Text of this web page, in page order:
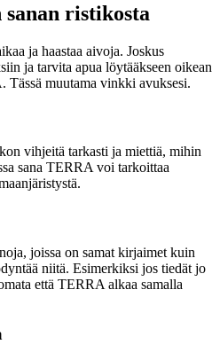
ristikosta
ja haastaa aivoja. Joskus
ja tarvita apua löytääkseen oikean
Tässä muutama vinkki avuksesi.
vihjeitä tarkasti ja miettiä, mihin
sana TERRA voi tarkoittaa
joissa on samat kirjaimet kuin
niitä. Esimerkiksi jos tiedät jo
että TERRA alkaa samalla